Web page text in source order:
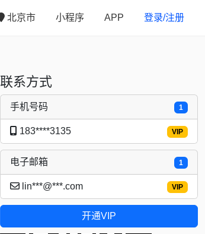
北京市 小程序 APP 登录/注册
联系方式
1
手机号码
VIP
183****3135
1
电子邮箱
VIP
lin***@***.com
开通VIP